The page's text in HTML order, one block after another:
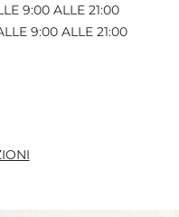
9:00 ALLE 21:00
9:00 ALLE 21:00